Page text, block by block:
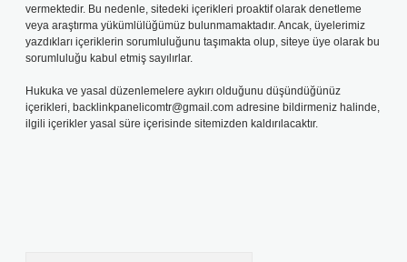
vermektedir. Bu nedenle, sitedeki içerikleri proaktif olarak denetleme
veya araştırma yükümlülüğümüz bulunmamaktadır. Ancak, üyelerimiz
yazdıkları içeriklerin sorumluluğunu taşımakta olup, siteye üye olarak bu
sorumluluğu kabul etmiş sayılırlar.
Hukuka ve yasal düzenlemelere aykırı olduğunu düşündüğünüz
içerikleri, backlinkpanelicomtr@gmail.com adresine bildirmeniz halinde,
ilgili içerikler yasal süre içerisinde sitemizden kaldırılacaktır.